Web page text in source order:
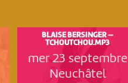
BLAISE BERSINGER —
TCHOUTCHOU.MP3
mer 23 septembre
Neuchâtel